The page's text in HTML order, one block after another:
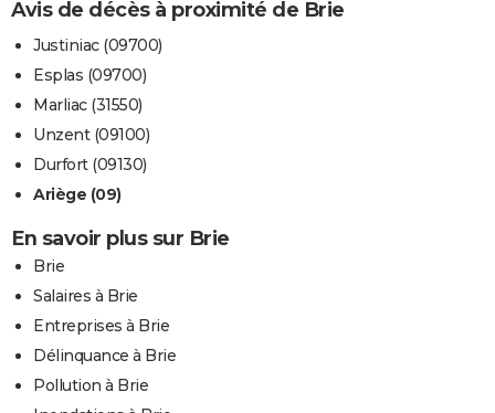
Avis de décès à proximité de Brie
Justiniac (09700)
Esplas (09700)
Marliac (31550)
Unzent (09100)
Durfort (09130)
Ariège (09)
En savoir plus sur Brie
Brie
Salaires à Brie
Entreprises à Brie
Délinquance à Brie
Pollution à Brie